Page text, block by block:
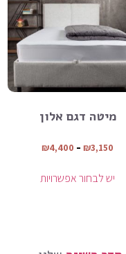
מיטה דגם אלון
₪3,150
–
₪4,400
יש לבחור אפשרויות